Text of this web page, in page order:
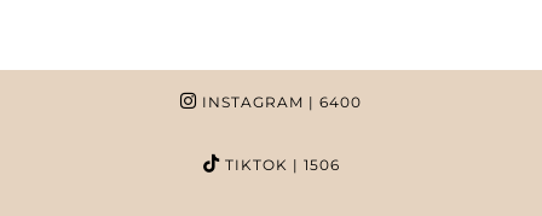
INSTAGRAM | 6400
TIKTOK | 1506